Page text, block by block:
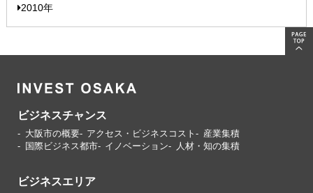
2010年
ビジネスチャンス
大阪市の概要 アクセス・ビジネスコスト
産業集積
国際ビジネス都市
イノベーション 人材・知の集積
ビジネスエリア